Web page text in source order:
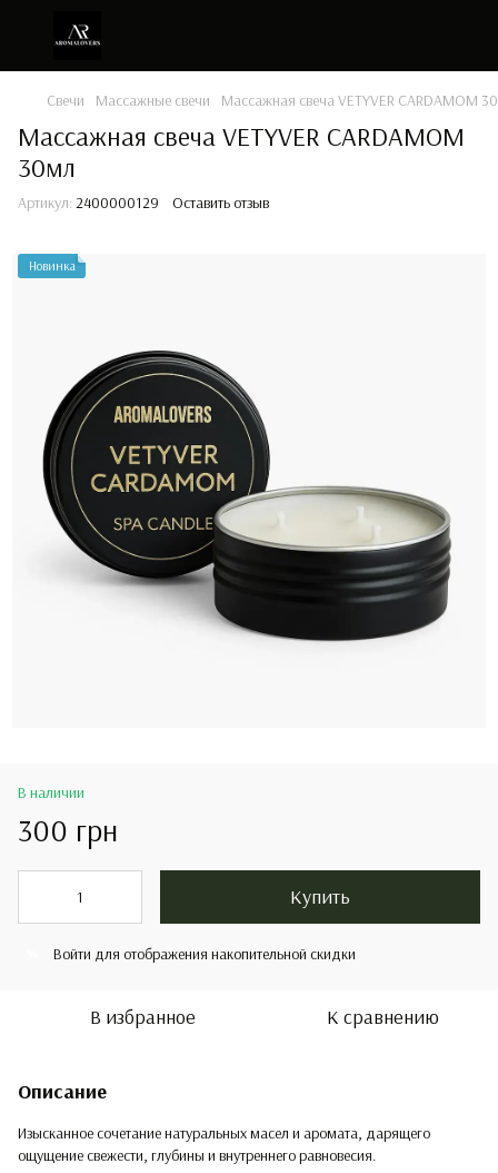
Свечи Массажные свечи Массажная свеча VETYVER CARDAMOM
Массажная свеча VETYVER CARDAMOM
30мл
Артикул: 2400000129 Оставить отзыв
Новинка
В наличии
300 грн
Купить
Войти для отображения накопительной скидки
В избранное К сравнению
Описание
Изысканное сочетание натуральных масел и аромата, дарящего
ощущение свежести, глубины и внутреннего равновесия.